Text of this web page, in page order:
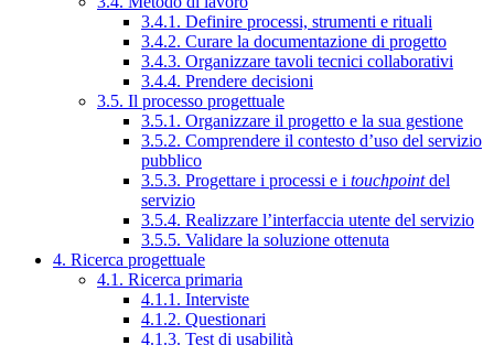
3.4.1. Definire processi, strumenti e rituali
3.4.2. Curare la documentazione di progetto
3.4.3. Organizzare tavoli tecnici collaborativi
3.4.4. Prendere decisioni
3.5. Il processo progettuale
3.5.1. Organizzare il progetto e la sua gestione
3.5.2. Comprendere il contesto d’uso del servizio
pubblico
3.5.3. Progettare i processi e i touchpointdel
servizio
3.5.4. Realizzare l’interfaccia utente del servizio
3.5.5. Validare la soluzione ottenuta
4. Ricerca progettuale
4.1. Ricerca primaria
4.1.1. Interviste
4.1.2. Questionari
4.1.3. Test di usabilità